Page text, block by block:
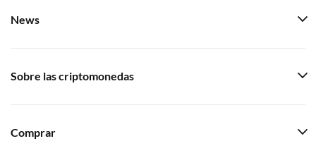
News
Sobre las criptomonedas
Comprar